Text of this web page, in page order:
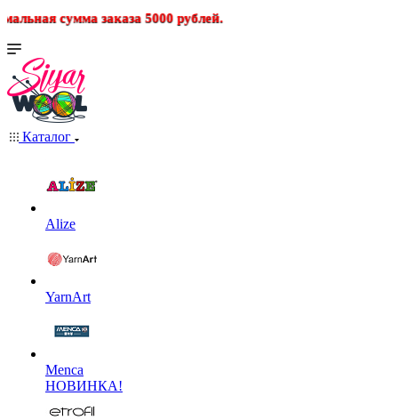
заказа 5000 рублей.
Каталог
Alize
YarnArt
Menca
НОВИНКА!